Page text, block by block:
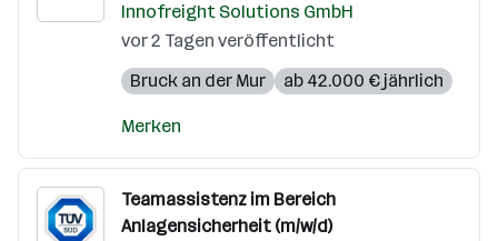
Innofreight Solutions GmbH
vor 2 Tagen veröffentlicht
Bruck an der Mur
ab 42.000 € jährlich
Merken
Teamassistenz im Bereich
Anlagensicherheit (m/w/d)